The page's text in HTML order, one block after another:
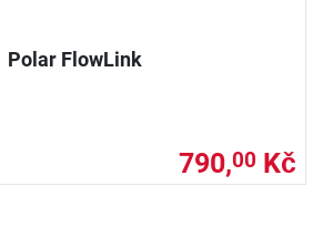
Polar FlowLink
790,00 Kč